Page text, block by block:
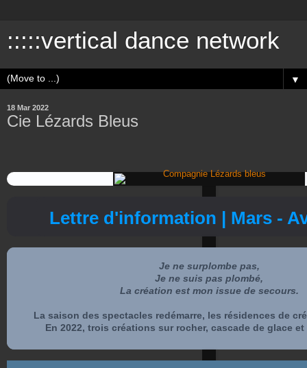
:::::vertical dance network
▼
18 Mar 2022
Cie Lézards Bleus
Lettre d'information | Mars -
Je ne surplombe pas,
Je ne suis pas plombé,
La création est mon issue de secours.
La saison des spectacles redémarre, les résidences de
En 2022, trois créations sur rocher, cascade de glace